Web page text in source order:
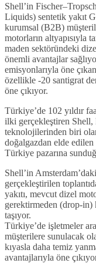
Shell’in
Liquids) sentetik yakıt
kurumsal (B2B)
motorların altyapısıyla
maden sektöründeki
önemli avantajlar
emisyonlarıyla öne
özellikle -20 santigrat
öne çıkıyor.
Türkiye’de 102 yıldır
ilki gerçekleştiren
teknolojilerinden biri
doğalgazdan elde
Türkiye pazarına
Shell’in
gerçekleştirilen
yakıtı, mevcut dizel
gerektirmeden (drop-in)
taşıyor.
Türkiye’de işletmeler
müşterilere sunulacak
kıyasla daha temiz
avantajlarıyla öne